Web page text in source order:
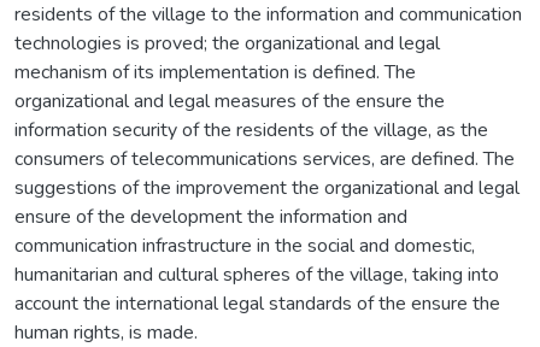
residents of the village to the information and communication
technologies is proved; the organizational and legal
mechanism of its implementation is defined. The
organizational and legal measures of the ensure the
information security of the residents of the village, as the
consumers of telecommunications services, are defined. The
suggestions of the improvement the organizational and legal
ensure of the development the information and
communication infrastructure in the social and domestic,
humanitarian and cultural spheres of the village, taking into
account the international legal standards of the ensure the
human rights, is made.